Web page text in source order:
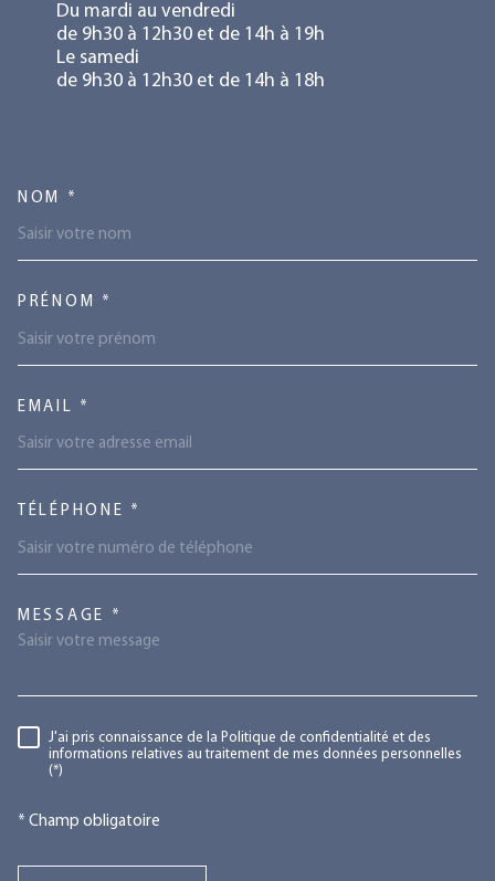
Du mardi au vendredi
de 9h30 à 12h30 et de 14h à 19h
Le samedi
de 9h30 à 12h30 et de 14h à 18h
NOM *
PRÉNOM *
EMAIL *
TÉLÉPHONE *
TRAD_MELTEM_VOREDEMANDE
MESSAGE *
RÈGLEMENTATION
J'ai pris connaissance de la Politique de confidentialité et des
informations relatives au traitement de mes données personnelles
(*)
* Champ obligatoire